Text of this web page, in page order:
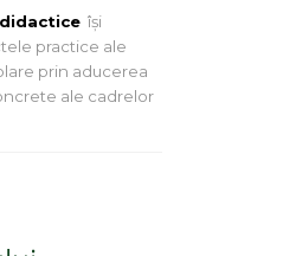
îşi
practice ale
prin aducerea
ale cadrelor